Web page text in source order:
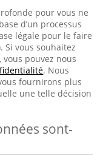
pour vous ne
d’un processus
légale pour le faire
Si vous souhaitez
pouvez nous
. Nous
fournirons plus
une telle décision
sont-